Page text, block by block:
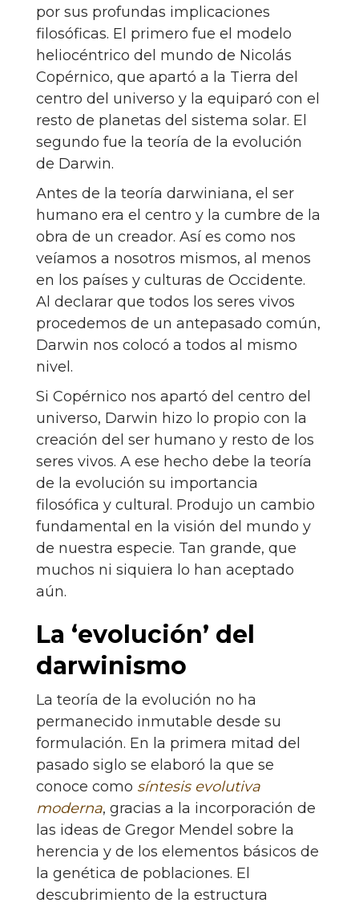
por sus profundas implicaciones
filosóficas. El primero fue el modelo
heliocéntrico del mundo de Nicolás
Copérnico, que apartó a la Tierra del
centro del universo y la equiparó con el
resto de planetas del sistema solar. El
segundo fue la teoría de la evolución
de Darwin.
Antes de la teoría darwiniana, el ser
humano era el centro y la cumbre de la
obra de un creador. Así es como nos
veíamos a nosotros mismos, al menos
en los países y culturas de Occidente.
Al declarar que todos los seres vivos
procedemos de un antepasado común,
Darwin nos colocó a todos al mismo
nivel.
Si Copérnico nos apartó del centro del
universo, Darwin hizo lo propio con la
creación del ser humano y resto de los
seres vivos. A ese hecho debe la teoría
de la evolución su importancia
filosófica y cultural. Produjo un cambio
fundamental en la visión del mundo y
de nuestra especie. Tan grande, que
muchos ni siquiera lo han aceptado
aún.
La ‘evolución’ del
darwinismo
La teoría de la evolución no ha
permanecido inmutable desde su
formulación. En la primera mitad del
pasado siglo se elaboró la que se
conoce como síntesis evolutiva
moderna, gracias a la incorporación de
las ideas de Gregor Mendel sobre la
herencia y de los elementos básicos de
la genética de poblaciones. El
descubrimiento de la estructura